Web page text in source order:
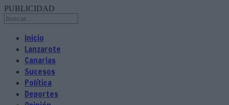
PUBLICIDAD
Inicio
Lanzarote
Canarias
Sucesos
Política
Deportes